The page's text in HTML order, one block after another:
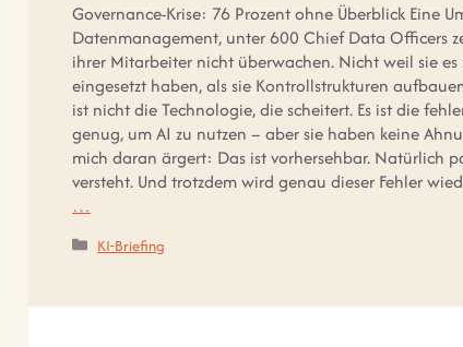
Governance-Krise: 76 Prozent ohne Überblick Eine
Datenmanagement, unter 600 Chief Data Officers
ihrer Mitarbeiter nicht überwachen. Nicht weil sie
eingesetzt haben, als sie Kontrollstrukturen
ist nicht die Technologie, die scheitert. Es ist die
genug, um AI zu nutzen – aber sie haben keine
mich daran ärgert: Das ist vorhersehbar. Natürlich
versteht. Und trotzdem wird genau dieser Fehler
…
Kategorien
KI-Briefing